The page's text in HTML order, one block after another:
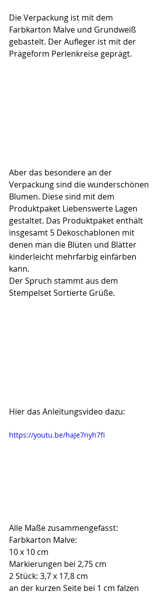
Die Verpackung ist mit dem
Farbkarton Malve und Grundweiß
gebastelt. Der Aufleger ist mit der
Prägeform Perlenkreise geprägt.
Aber das besondere an der
Verpackung sind die wunderschönen
Blumen. Diese sind mit dem
Produktpaket Liebenswerte Lagen
gestaltet. Das Produktpaket enthält
insgesamt 5 Dekoschablonen mit
denen man die Blüten und Blätter
kinderleicht mehrfarbig einfärben
kann.
Der Spruch stammt aus dem
Stempelset Sortierte Grüße.
Hier das Anleitungsvideo dazu:
https://youtu.be/haJe7nyh7fI
Alle Maße zusammengefasst:
Farbkarton Malve:
10 x 10 cm
Markierungen bei 2,75 cm
2 Stück: 3,7 x 17,8 cm
an der kurzen Seite bei 1 cm falzen